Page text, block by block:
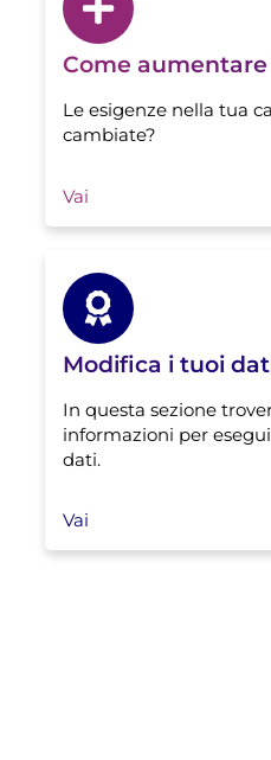
Come
Le esigenze nella tua
cambiate?
Vai
Modifica i tuoi
In questa sezione
informazioni per
dati.
Vai